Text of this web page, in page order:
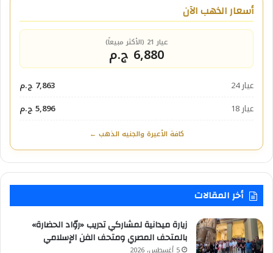
أسعار الذهب الآن
عيار 21 (الأكثر مبيعاً)
6,880 ج.م
عيار 24
7,863 ج.م
عيار 18
5,896 ج.م
كافة الأعيرة والجنيه الذهب ←
أخر المقالات
زيارة ميدانية لمشاركي تدريب «روّاد الحضارة»
بالمتحف المصري ومتحف الفن الإسلامي
5 أغسطس، 2026